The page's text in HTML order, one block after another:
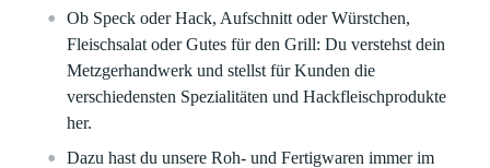
Ob Speck oder Hack, Aufschnitt oder Würstchen,
Fleischsalat oder Gutes für den Grill: Du verstehst dein
Metzgerhandwerk und stellst für Kunden die
verschiedensten Spezialitäten und Hackfleischprodukte
her.
Dazu hast du unsere Roh- und Fertigwaren immer im